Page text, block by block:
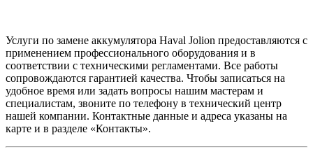
Услуги по замене аккумулятора Haval Jolion предоставляются с
применением профессионального оборудования и в
соответствии с техническими регламентами. Все работы
сопровождаются гарантией качества. Чтобы записаться на
удобное время или задать вопросы нашим мастерам и
специалистам, звоните по телефону в технический центр
нашей компании. Контактные данные и адреса указаны на
карте и в разделе «Контакты».